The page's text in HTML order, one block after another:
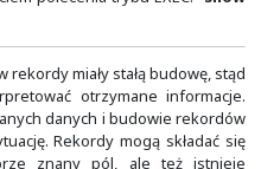
został zebrany na
poleceniem trybu
".